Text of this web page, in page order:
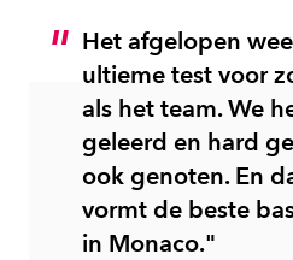
Het afgelopen
ultieme test voor
als het team. We
geleerd en hard
ook genoten. En
vormt de beste
in Monaco."